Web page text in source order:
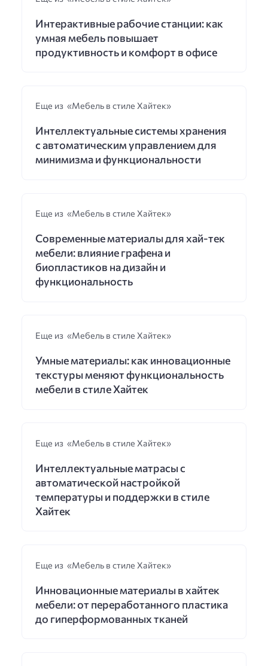
Интерактивные рабочие станции: как
умная мебель повышает
продуктивность и комфорт в офисе
Еще из «Мебель в стиле Хайтек»
Интеллектуальные системы хранения
с автоматическим управлением для
минимизма и функциональности
Еще из «Мебель в стиле Хайтек»
Современные материалы для хай-тек
мебели: влияние графена и
биопластиков на дизайн и
функциональность
Еще из «Мебель в стиле Хайтек»
Умные материалы: как инновационные
текстуры меняют функциональность
мебели в стиле Хайтек
Еще из «Мебель в стиле Хайтек»
Интеллектуальные матрасы с
автоматической настройкой
температуры и поддержки в стиле
Хайтек
Еще из «Мебель в стиле Хайтек»
Инновационные материалы в хайтек
мебели: от переработанного пластика
до гиперформованных тканей